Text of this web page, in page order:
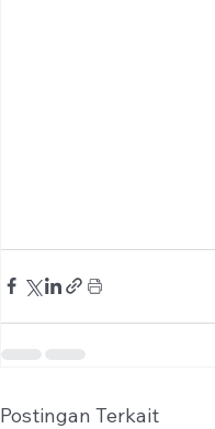
Postingan Terkait